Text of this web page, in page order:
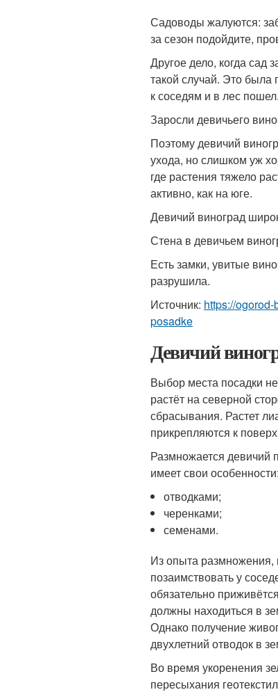
Садоводы жалуются:
за сезон подойдите,
Другое дело, когда сад
такой случай. Это была
к соседям и в лес
Заросли девичьего
Поэтому девичий
ухода, но слишком уж
где растения тяжело
активно, как на юге.
Девичий виноград
Стена в девичьем
Есть замки, увитые
разрушила.
Источник: https://
posadke
Девичий
Выбор места посадки
растёт на северной
сбрасывания. Растет
прикрепляются к
Размножается девичий
имеет свои особенности:
отводками;
черенками;
семенами.
Из опыта
позаимствовать у
обязательно
должны находиться в
Однако получение
двухлетний отводок в
Во время укоренения
пересыхания